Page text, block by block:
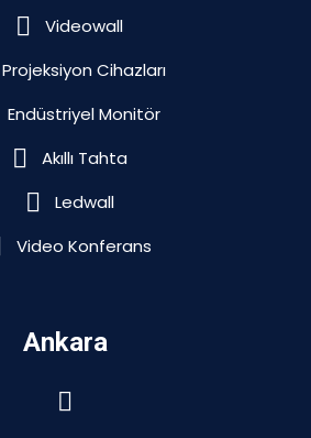
Videowall
Projeksiyon Cihazları
Endüstriyel Monitör
Akıllı Tahta
Ledwall
Video Konferans
Ankara